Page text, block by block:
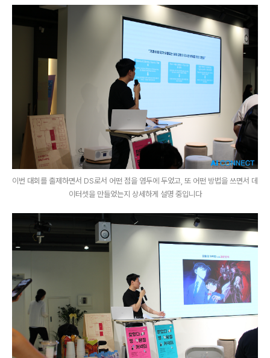
이번 대회를 출제하면서 DS로서 어떤 점을 염두에 두었고, 또 어떤 방법을 쓰면서 데
이터셋을 만들었는지 상세하게 설명 중입니다